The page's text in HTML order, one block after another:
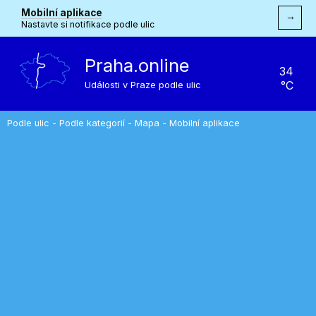
Mobilní aplikace
Nastavte si notifikace podle ulic
→
Praha.online
Události v Praze podle ulic
34
°C
Podle ulic - Podle kategorií - Mapa - Mobilní aplikace